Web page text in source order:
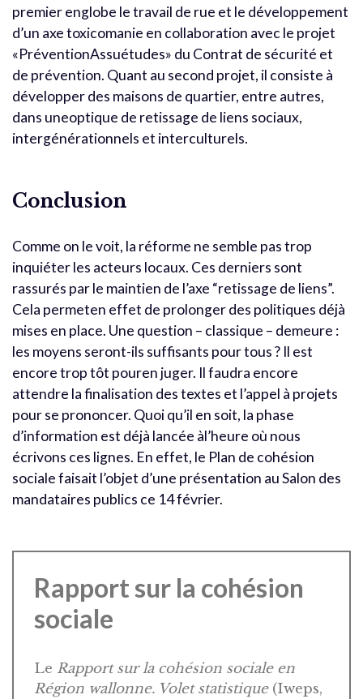
premier englobe le travail de rue et le développement
d’un axe toxicomanie en collaboration avec le projet
«PréventionAssuétudes» du Contrat de sécurité et
de prévention. Quant au second projet, il consiste à
développer des maisons de quartier, entre autres,
dans uneoptique de retissage de liens sociaux,
intergénérationnels et interculturels.
Conclusion
Comme on le voit, la réforme ne semble pas trop
inquiéter les acteurs locaux. Ces derniers sont
rassurés par le maintien de l’axe “retissage de liens”.
Cela permeten effet de prolonger des politiques déjà
mises en place. Une question – classique – demeure :
les moyens seront-ils suffisants pour tous ? Il est
encore trop tôt pouren juger. Il faudra encore
attendre la finalisation des textes et l’appel à projets
pour se prononcer. Quoi qu’il en soit, la phase
d’information est déjà lancée àl’heure où nous
écrivons ces lignes. En effet, le Plan de cohésion
sociale faisait l’objet d’une présentation au Salon des
mandataires publics ce 14 février.
Rapport sur la cohésion
sociale
Le Rapport sur la cohésion sociale en
Région wallonne. Volet statistique(Iweps,